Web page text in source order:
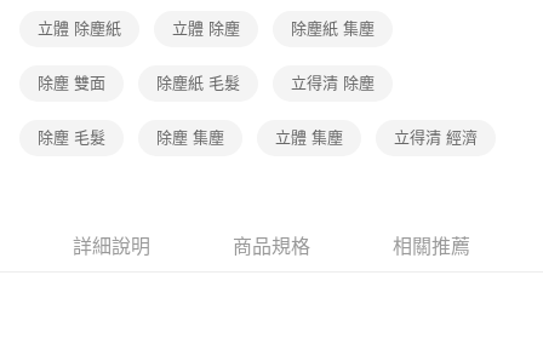
立體 除塵紙 立體 除塵 除塵紙 集塵
除塵 雙面 除塵紙 毛髮 立得清 除塵
除塵 毛髮 除塵 集塵 立體 集塵 立得清 經濟
詳細說明 商品規格 相關推薦